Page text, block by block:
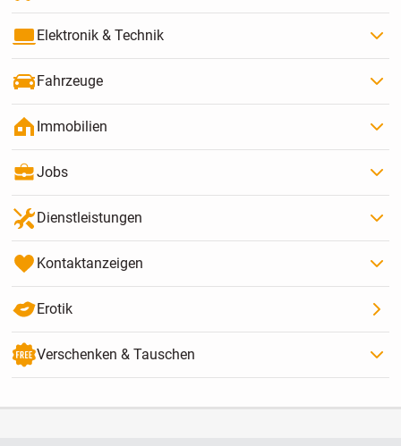
Elektronik & Technik
Fahrzeuge
Immobilien
Jobs
Dienstleistungen
Kontaktanzeigen
Erotik
Verschenken & Tauschen